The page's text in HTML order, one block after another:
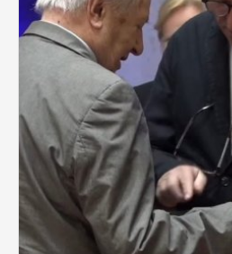
Cookies, které aplikace
Naším cílem je, aby tato
zůstala prázdná a všechny
přiřazeny do některé z kategorií
uvedených výše.